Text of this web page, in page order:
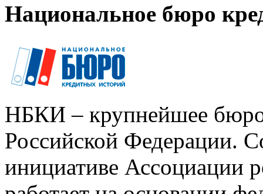
Национальное бюро
НБКИ – крупнейшее
Российской Федерации.
инициативе Ассоциации